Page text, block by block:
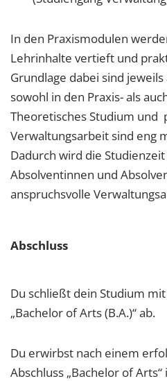
In den Praxismodulen
Lehrinhalte vertieft und
Grundlage dabei sind
sowohl in den Praxis- als
Theoretisches Studium und
Verwaltungsarbeit sind eng
Dadurch wird die
Absolventinnen und
anspruchsvolle
Abschluss
Du schließt dein Studium
„Bachelor of Arts (B.A.)“ ab.
Du erwirbst nach einem
Abschluss „Bachelor of